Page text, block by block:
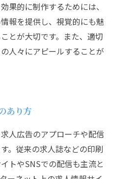
果的に制作するためには、
報を提供し、視覚的にも魅
とが大切です。また、適切
人々にアピールすることが
あり方
人広告のアプローチや配信
。従来の求人誌などの印刷
トやSNSでの配信も主流と